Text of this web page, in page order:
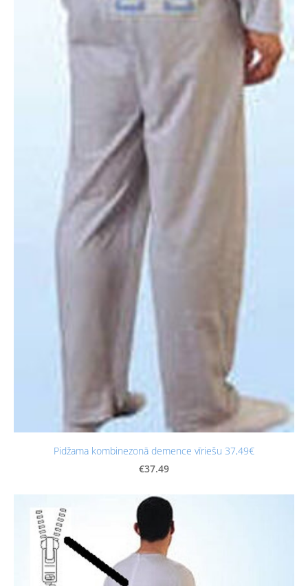
Pidžama kombinezonā demence vīriešu 37,49€
€37.49